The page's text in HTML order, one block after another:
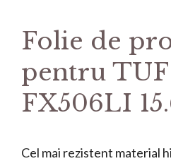
Folie de
pentru
FX506LI
Cel mai rezistent material